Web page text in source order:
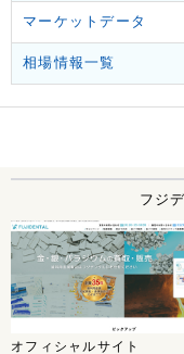
マーケットデータ
相場情報一覧
フジ
オフィシャルサイト